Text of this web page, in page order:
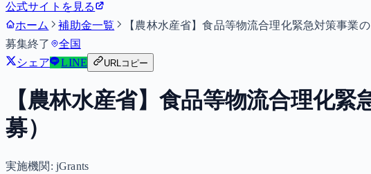
公式サイトを見る
ホーム
補助金一覧
【農林水産省】食品等物流合理化緊急対策事業
募集終了
全国
シェア
LINE URLコピー
【農林水産省】食品等物流合理化
募）
実施機関: jGrants